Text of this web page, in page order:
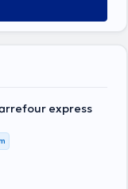
express